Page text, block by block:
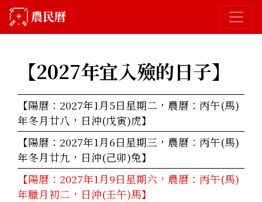
農民曆
【2027年宜入殮的日子】
【陽曆：2027年1月5日星期二，農曆：丙午(馬)
年冬月廿八，日沖(戊寅)虎】
【陽曆：2027年1月6日星期三，農曆：丙午(馬)
年冬月廿九，日沖(己卯)兔】
【陽曆：2027年1月9日星期六，農曆：丙午(馬)
年臘月初二，日沖(壬午)馬】